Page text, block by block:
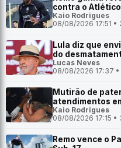
contra o
Kaio Rodrigues
08/08/2026 17:51 •
Lula diz que
do
Lucas Neves
08/08/2026 17:37 •
Mutirão de
atendimentos
Kaio Rodrigues
08/08/2026 17:15 •
Remo vence o